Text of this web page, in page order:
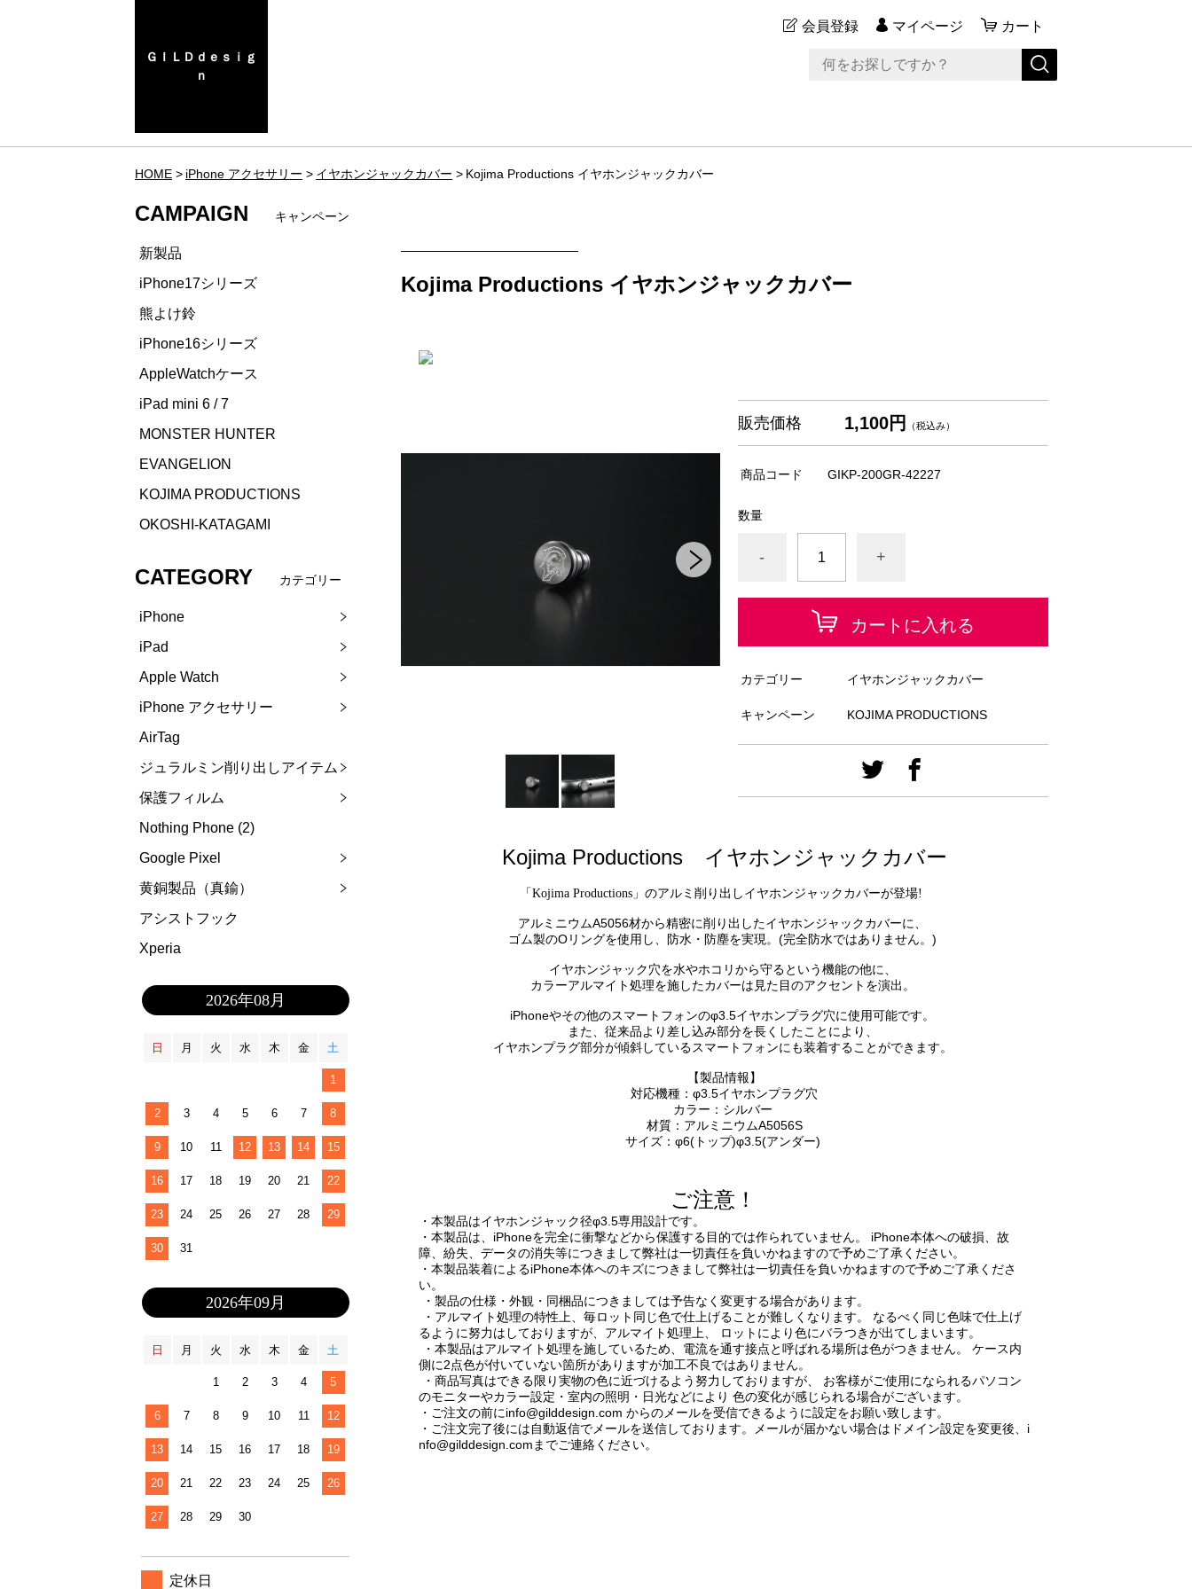
ＧＩＬＤｄｅｓｉｇ
ｎ
会員登録 マイページ カート
HOME iPhone アクセサリー イヤホンジャックカバー Kojima Productions イヤホンジャックカバー
Kojima Productions イヤホンジャックカバー
販売価格 1,100円 （税込み）
商品コード GIKP-200GR-42227
数量
- +
カートに入れる
カテゴリー イヤホンジャックカバー
キャンペーン KOJIMA PRODUCTIONS
Kojima Productions イヤホンジャックカバー
「Kojima Productions」のアルミ削り出しイヤホンジャックカバーが登場!
アルミニウムA5056材から精密に削り出したイヤホンジャックカバーに、
ゴム製のOリングを使用し、防水・防塵を実現。(完全防水ではありません。)
イヤホンジャック穴を水やホコリから守るという機能の他に、
カラーアルマイト処理を施したカバーは見た目のアクセントを演出。
iPhoneやその他のスマートフォンのφ3.5イヤホンプラグ穴に使用可能です。
また、従来品より差し込み部分を長くしたことにより、
イヤホンプラグ部分が傾斜しているスマートフォンにも装着することができます。
【製品情報】
対応機種：φ3.5イヤホンプラグ穴
カラー：シルバー
材質：アルミニウムA5056S
サイズ：φ6(トップ)φ3.5(アンダー)
ご注意！
・本製品はイヤホンジャック径φ3.5専用設計です。
・本製品は、iPhoneを完全に衝撃などから保護する目的では作られていません。 iPhone本体への破損、故
障、紛失、データの消失等につきまして弊社は一切責任を負いかねますので予めご了承ください。
・本製品装着によるiPhone本体へのキズにつきまして弊社は一切責任を負いかねますので予めご了承くださ
い。
・製品の仕様・外観・同梱品につきましては予告なく変更する場合があります。
・アルマイト処理の特性上、毎ロット同じ色で仕上げることが難しくなります。 なるべく同じ色味で仕上げ
るように努力はしておりますが、アルマイト処理上、 ロットにより色にバラつきが出てしまいます。
・本製品はアルマイト処理を施しているため、電流を通す接点と呼ばれる場所は色がつきません。 ケース内
側に2点色が付いていない箇所がありますが加工不良ではありません。
・商品写真はできる限り実物の色に近づけるよう努力しておりますが、 お客様がご使用になられるパソコン
のモニターやカラー設定・室内の照明・日光などにより 色の変化が感じられる場合がございます。
・ご注文の前にinfo@gilddesign.com からのメールを受信できるように設定をお願い致します。
・ご注文完了後には自動返信でメールを送信しております。メールが届かない場合はドメイン設定を変更後、i
nfo@gilddesign.comまでご連絡ください。
CAMPAIGN キャンペーン
新製品
iPhone17シリーズ
熊よけ鈴
iPhone16シリーズ
AppleWatchケース
iPad mini 6 / 7
MONSTER HUNTER
EVANGELION
KOJIMA PRODUCTIONS
OKOSHI-KATAGAMI
CATEGORY カテゴリー
iPhone
iPad
Apple Watch
iPhone アクセサリー
AirTag
ジュラルミン削り出しアイテム
保護フィルム
Nothing Phone (2)
Google Pixel
黄銅製品（真鍮）
アシストフック
Xperia
2026年08月
日 月 火 水 木 金 土
1
2 3 4 5 6 7 8
9 10 11 12 13 14 15
16 17 18 19 20 21 22
23 24 25 26 27 28 29
30 31
2026年09月
日 月 火 水 木 金 土
1 2 3 4 5
6 7 8 9 10 11 12
13 14 15 16 17 18 19
20 21 22 23 24 25 26
27 28 29 30
定休日